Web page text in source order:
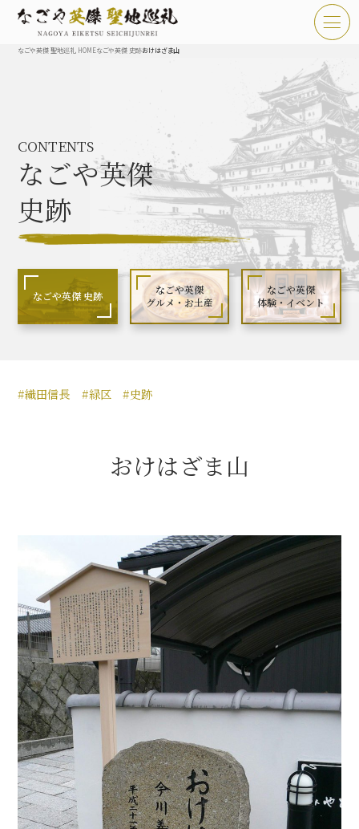
なごや英傑 聖地巡礼とは
なごや英傑 史跡 一覧
なごや英傑 グルメ・土産 一覧
なごや英傑 体験・イベント
秀長関連 史跡 一覧
名古屋＜秀長＞観光モデルコース
豊臣秀吉と名古屋の関係
秀吉関連 史跡 一覧
秀吉グルメ・土産 一覧
秀吉功路
織田信長と名古屋の関係
信長関連 史跡 一覧
なごや英傑 聖地巡礼 HOMEなごや英傑 史跡おけはざま山
CONTENTS
なごや英傑
史跡
なごや英傑 史跡
なごや英傑
グルメ・お土産
なごや英傑
体験・イベント
#織田信長 #緑区 #史跡
おけはざま山